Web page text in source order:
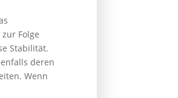
Folge
Stabilität.
deren
Wenn